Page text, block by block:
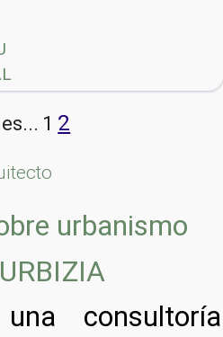
1 2
urbanismo
consultoría